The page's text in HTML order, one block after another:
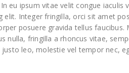
eu ipsum vitae velit congue iaculis
Integer fringilla, orci sit amet
posuere gravida tellus faucibus.
fringilla a rhoncus vitae,
leo, molestie vel tempor nec,